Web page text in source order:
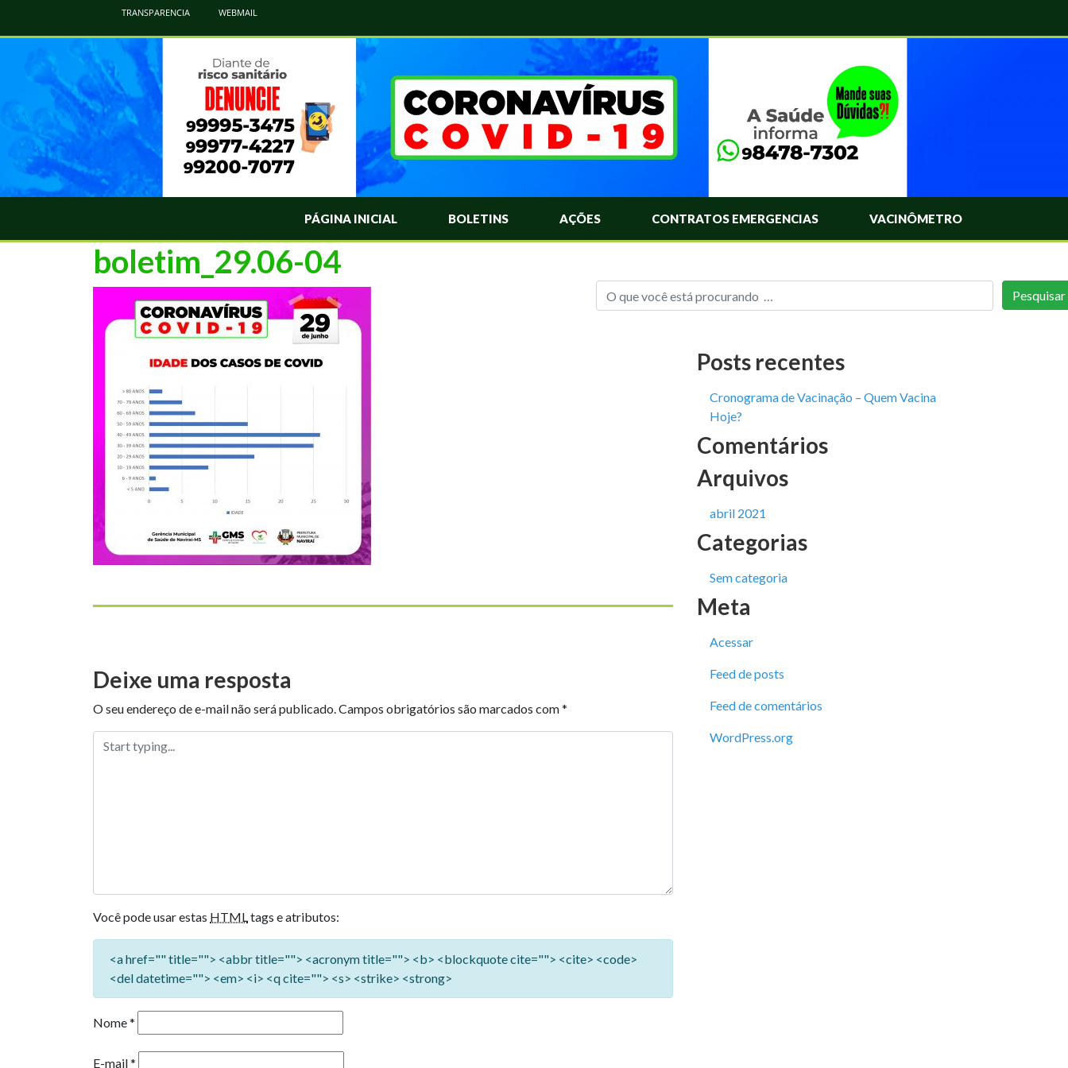
TRANSPARENCIA WEBMAIL
PÁGINA INICIAL BOLETINS AÇÕES CONTRATOS EMERGENCIAS VACINÔMETRO
boletim_29.06-04
Deixe uma resposta
O seu endereço de e-mail não será publicado.Campos obrigatórios são marcados com*
Você pode usar estas HTMLtags e atributos:
<a href="" title=""> <abbr title=""> <acronym title=""> <b> <blockquote cite=""> <cite> <code>
<del datetime=""> <em> <i> <q cite=""> <s> <strike> <strong>
Nome*
E-mail*
Posts recentes
Cronograma de Vacinação – Quem Vacina
Hoje?
Comentários
Arquivos
abril 2021
Categorias
Sem categoria
Meta
Acessar
Feed de posts
Feed de comentários
WordPress.org